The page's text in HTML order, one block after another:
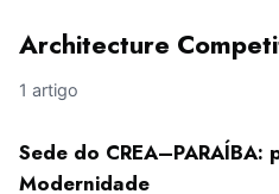
Architecture
1 artigo
Sede do CREA–PARAÍBA:
Modernidade